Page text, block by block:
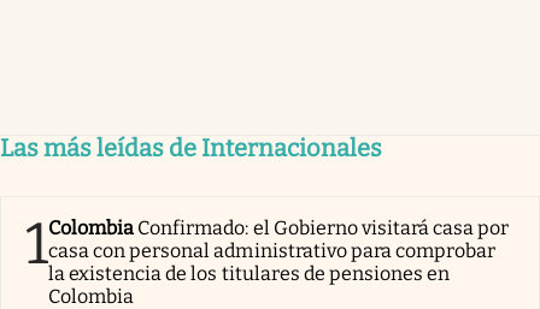
Las más leídas de Internacionales
1Colombia Confirmado: el Gobierno visitará casa por
casa con personal administrativo para comprobar
la existencia de los titulares de pensiones en
Colombia